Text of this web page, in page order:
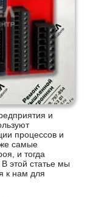
и
процессов и
самые
и тогда
этой статье мы
к нам для